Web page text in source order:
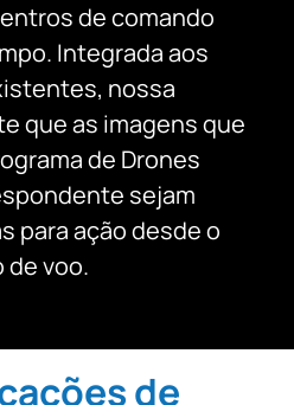
de comando
Integrada aos
nossa
que as imagens que
de Drones
sejam
para ação desde o
de voo.
de